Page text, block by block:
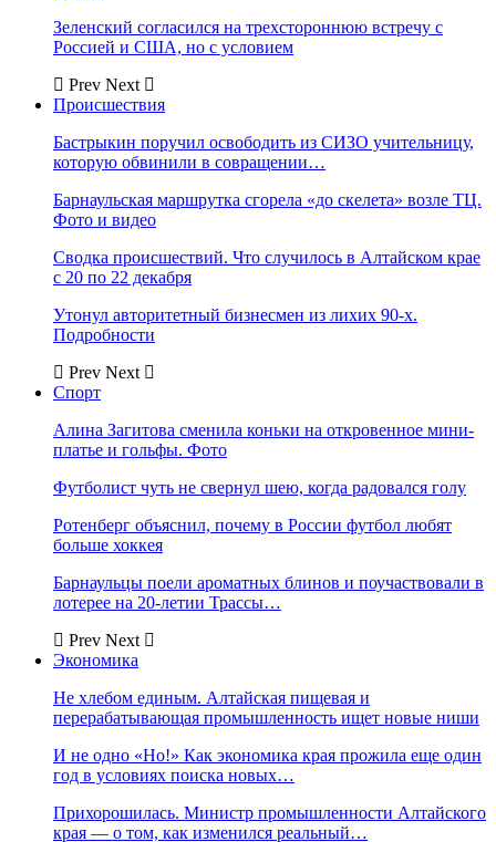
Зеленский согласился на трехстороннюю встречу с
Россией и США, но с условием
Prev Next
Происшествия
Бастрыкин поручил освободить из СИЗО учительницу,
которую обвинили в совращении…
Барнаульская маршрутка сгорела «до скелета» возле ТЦ.
Фото и видео
Сводка происшествий. Что случилось в Алтайском крае
с 20 по 22 декабря
Утонул авторитетный бизнесмен из лихих 90-х.
Подробности
Prev Next
Спорт
Алина Загитова сменила коньки на откровенное мини-
платье и гольфы. Фото
Футболист чуть не свернул шею, когда радовался голу
Ротенберг объяснил, почему в России футбол любят
больше хоккея
Барнаульцы поели ароматных блинов и поучаствовали в
лотерее на 20-летии Трассы…
Prev Next
Экономика
Не хлебом единым. Алтайская пищевая и
перерабатывающая промышленность ищет новые ниши
И не одно «Но!» Как экономика края прожила еще один
год в условиях поиска новых…
Прихорошилась. Министр промышленности Алтайского
края — о том, как изменился реальный…